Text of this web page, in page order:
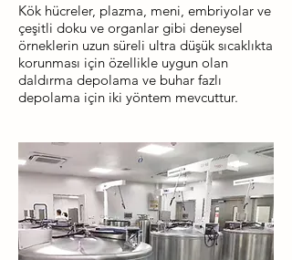
Kök hücreler, plazma, meni, embriyolar ve
çeşitli doku ve organlar gibi deneysel
örneklerin uzun süreli ultra düşük sıcaklıkta
korunması için özellikle uygun olan
daldırma depolama ve buhar fazlı
depolama için iki yöntem mevcuttur.